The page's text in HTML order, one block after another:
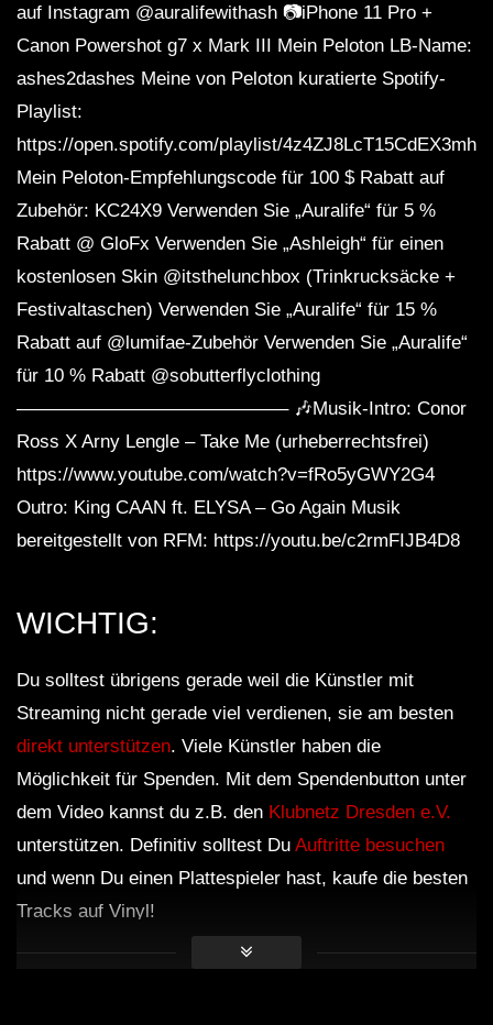
auf Instagram @auralifewithash 📷iPhone 11 Pro +
Canon Powershot g7 x Mark III Mein Peloton LB-Name:
ashes2dashes Meine von Peloton kuratierte Spotify-
Playlist:
https://open.spotify.com/playlist/
Mein Peloton-Empfehlungscode für 100 $ Rabatt auf
Zubehör: KC24X9 Verwenden Sie „Auralife“ für 5 %
Rabatt @ GloFx Verwenden Sie „Ashleigh“ für einen
kostenlosen Skin @itsthelunchbox (Trinkrucksäcke +
Festivaltaschen) Verwenden Sie „Auralife“ für 15 %
Rabatt auf @lumifae-Zubehör Verwenden Sie „Auralife“
für 10 % Rabatt @sobutterflyclothing
——————————————– 🎶Musik-Intro: Conor
Ross X Arny Lengle – Take Me (urheberrechtsfrei)
https://www.youtube.com/watch?v=fRo5yGWY2G4
Outro: King CAAN ft. ELYSA – Go Again Musik
bereitgestellt von RFM: https://youtu.be/c2rmFIJB4D8
WICHTIG:
Du solltest übrigens gerade weil die Künstler mit
Streaming nicht gerade viel verdienen, sie am besten
direkt unterstützen. Viele Künstler haben die
Möglichkeit für Spenden. Mit dem Spendenbutton unter
dem Video kannst du z.B. den Klubnetz Dresden e.V.
unterstützen. Definitiv solltest Du Auftritte besuchen
und wenn Du einen Plattespieler hast, kaufe die besten
Tracks auf Vinyl!